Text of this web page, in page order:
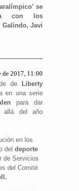
se
con los
Galindo, Javi
de 2017, 11:00
de
Liberty
en una serie
para dar
allá del año
en los
del deporte
de Servicios
del Comité